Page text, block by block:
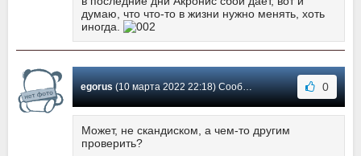
думаю, что что-то в жизни нужно менять, хоть
иногда.
egorus(10 марта 2022 22:18) Сообщение #495 0
Может, не скандиском, а чем-то другим
проверить?